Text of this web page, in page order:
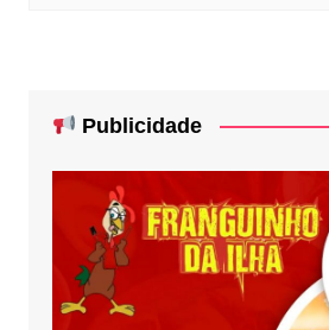
Publicidade